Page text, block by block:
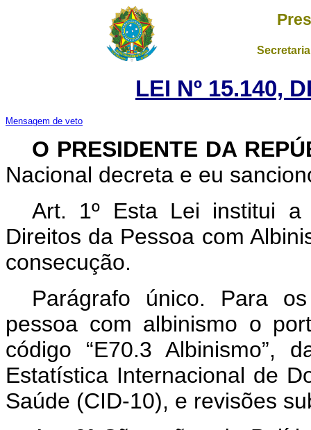
LEI Nº 15.140,
Mensagem de veto
O PRESIDENTE DA
Nacional decreta e eu
Art. 1º Esta Lei institui a
Direitos da Pessoa com
consecução.
Parágrafo único. Para
pessoa com albinismo o
código “E70.3 Albinismo”,
Estatística Internacional de
Saúde (CID-10), e revisões